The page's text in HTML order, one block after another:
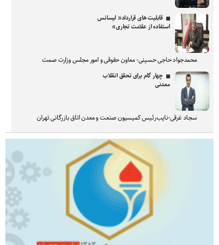
قابلیت های قرارداد« لیسانس
استفاده از علامت تجاری»
محمدجواد حاجی حسینی- معاون حقوقی و امور مجلس وزارت صمت
چهار گام برای تحقق انقلاب
معدنی
سجاد غرقی-نایب‌رئیس کمیسیون صنعت و معدن اتاق بازرگانی تهران